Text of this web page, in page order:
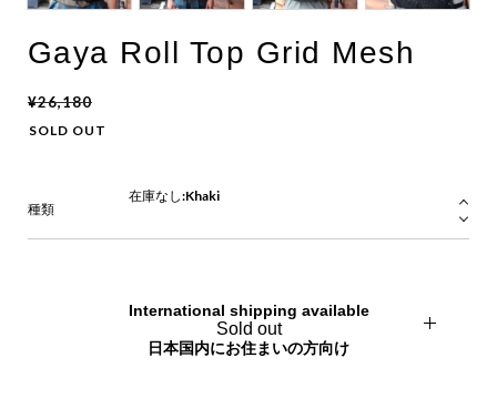
Gaya Roll Top Grid Mesh
¥26,180
SOLD OUT
種類
International shipping available
Sold out
日本国内にお住まいの方向け